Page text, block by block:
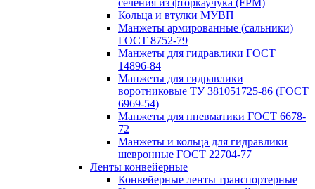
сечения из фторкаучука (FPM)
Кольца и втулки МУВП
Манжеты армированные (сальники)
ГОСТ 8752-79
Манжеты для гидравлики ГОСТ
14896-84
Манжеты для гидравлики
воротниковые ТУ 381051725-86 (ГОСТ
6969-54)
Манжеты для пневматики ГОСТ 6678-
72
Манжеты и кольца для гидравлики
шевронные ГОСТ 22704-77
Ленты конвейерные
Конвейерные ленты транспортерные